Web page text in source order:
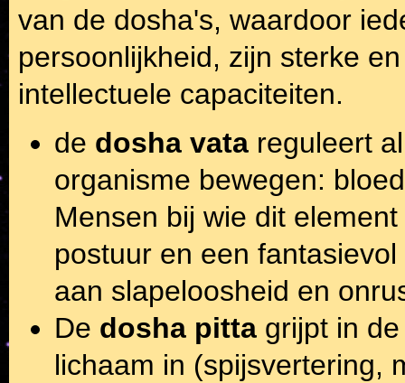
van de dosha's, waardoor
persoonlijkheid, zijn sterke
intellectuele capaciteiten.
de dosha vata reguleert
organisme bewegen:
Mensen bij wie dit
postuur en een
aan slapeloosheid en
De dosha pitta grijpt in
lichaam in (spijsvertering,